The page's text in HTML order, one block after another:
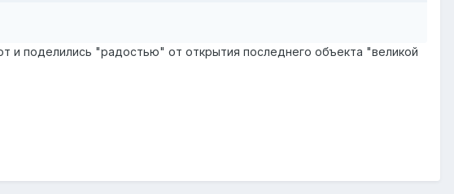
и поделились "радостью" от открытия последнего объекта "великой